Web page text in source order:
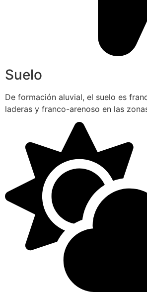
Suelo
De formación aluvial, el suelo es
laderas y franco-arenoso en las